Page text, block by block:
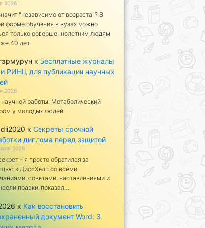
2026
"независимо от возраста"? В
форме обучения в вузах можно
только совершеннолетним людям
40 лет.
к Бесплатные журналы
РИНЦ для публикации научных
2026
работы: Метаболический
у молодых людей
к Секреты срочной
диплома перед защитой
2026
– я просто обратился за
к ДиссХелп со всеми
советами, наставлениями и
правки, показал…
к Как восстановить
документ Word: 3